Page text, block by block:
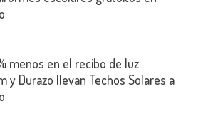
menos en el recibo de luz:
y Durazo llevan Techos Solares a